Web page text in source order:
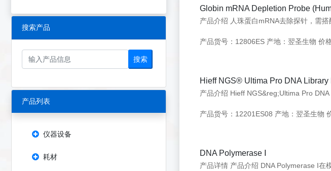
搜索产品
搜索
产品列表
仪器设备
耗材
Globin mRNA Depletion Probe
产品货号：12806ES 产地：翌圣生物 价
Hieff NGS® Ultima Pro DNA
产品货号：12201ES08 产地：翌圣生物
DNA Polymerase Ⅰ